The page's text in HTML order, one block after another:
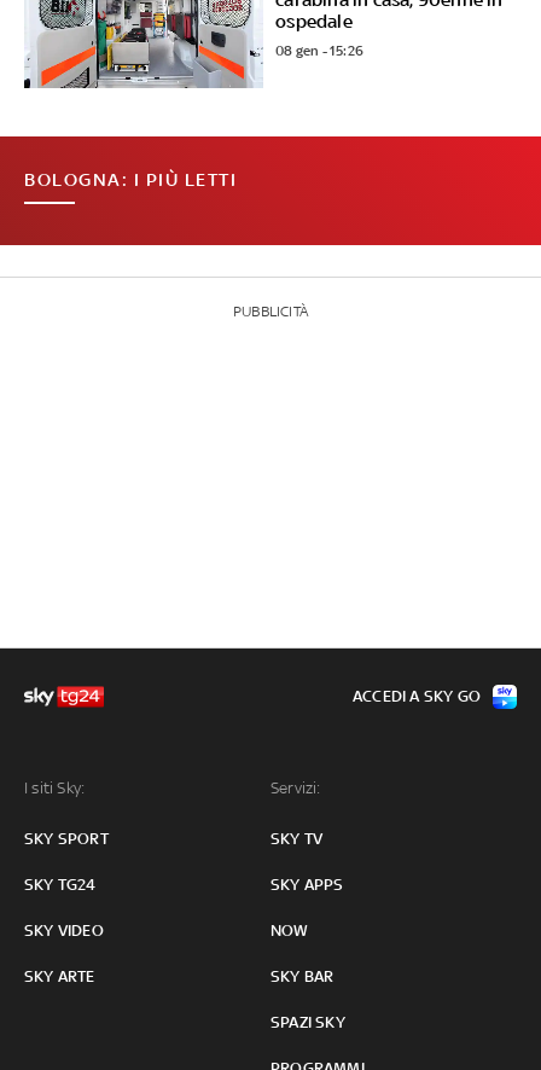
ospedale
08 gen - 15:26
BOLOGNA: I PIÙ LETTI
PUBBLICITÀ
I siti Sky:
SKY SPORT
SKY TG24
SKY VIDEO
SKY ARTE
Servizi:
SKY TV
SKY APPS
NOW
SKY BAR
SPAZI SKY
ACCEDI A SKY GO